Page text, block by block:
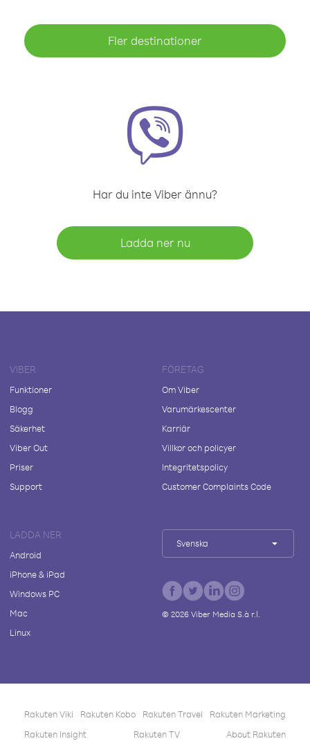
Fler destinationer
Har du inte Viber ännu?
Ladda ner nu
VIBER
Funktioner
Blogg
Säkerhet
Viber Out
Priser
Support
FÖRETAG
Om Viber
Varumärkescenter
Karriär
Villkor och policyer
Integritetspolicy
Customer Complaints Code
LADDA NER
Android
iPhone & iPad
Windows PC
Mac
Linux
Svenska
© 2026Viber Media S.à r.l.
Rakuten Viki Rakuten Kobo Rakuten Travel
Rakuten Marketing
Rakuten Insight
Rakuten TV About Rakuten